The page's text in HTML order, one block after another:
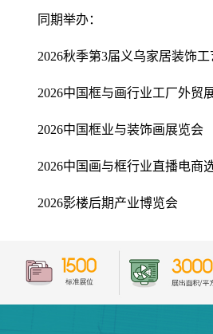
同期举办：
2026秋季第3届义乌家居装饰
2026中国框与画行业工厂外贸
2026中国框业与装饰画展览会
2026中国画与框行业直播电商
2026影楼后期产业博览会